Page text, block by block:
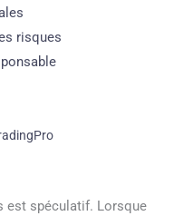
risques
est spéculatif. Lorsque